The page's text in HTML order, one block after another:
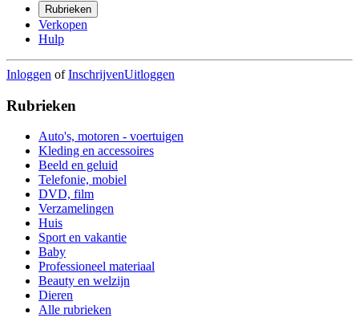
Rubrieken
Verkopen
Hulp
Inloggen ofInschrijvenUitloggen
Rubrieken
Auto's, motoren - voertuigen
Kleding en accessoires
Beeld en geluid
Telefonie, mobiel
DVD, film
Verzamelingen
Huis
Sport en vakantie
Baby
Professioneel materiaal
Beauty en welzijn
Dieren
Alle rubrieken